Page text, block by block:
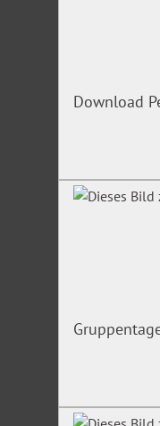
Download